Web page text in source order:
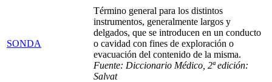
SONDA
Término general para los distintos
instrumentos, generalmente largos y
delgados, que se introducen en un conducto
o cavidad con fines de exploración o
evacuación del contenido de la misma.
Fuente: Diccionario Médico, 2ª edición:
Salvat